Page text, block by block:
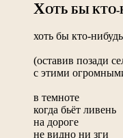
ХОТЬ БЫ КТО-
хоть бы кто-
(оставив позади
с этими
в темноте
когда бьёт ливень
на дороге
не видно ни зги